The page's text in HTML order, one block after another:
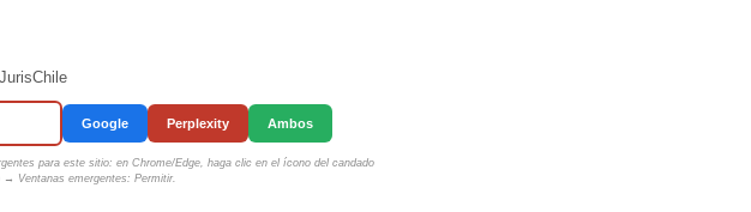
Google Perplexity Ambos
para este sitio: en Chrome/Edge, haga clic en el ícono del candado
→ Ventanas emergentes: Permitir.